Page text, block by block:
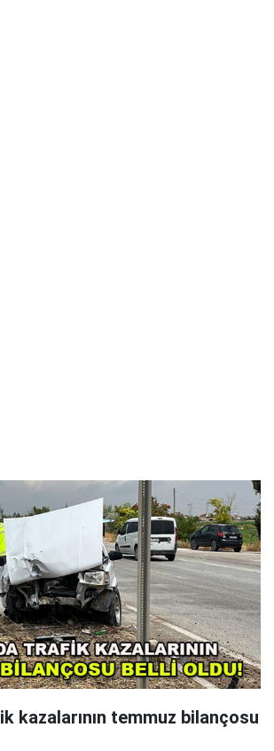
kazalarının temmuz bilançosu